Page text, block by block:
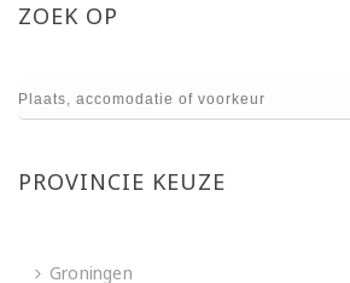
ZOEK OP
PROVINCIE KEUZE
Groningen